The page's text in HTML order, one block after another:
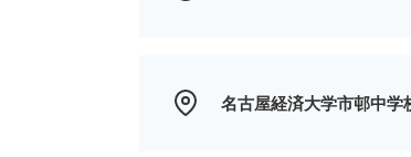
名古屋経済大学市邨中学